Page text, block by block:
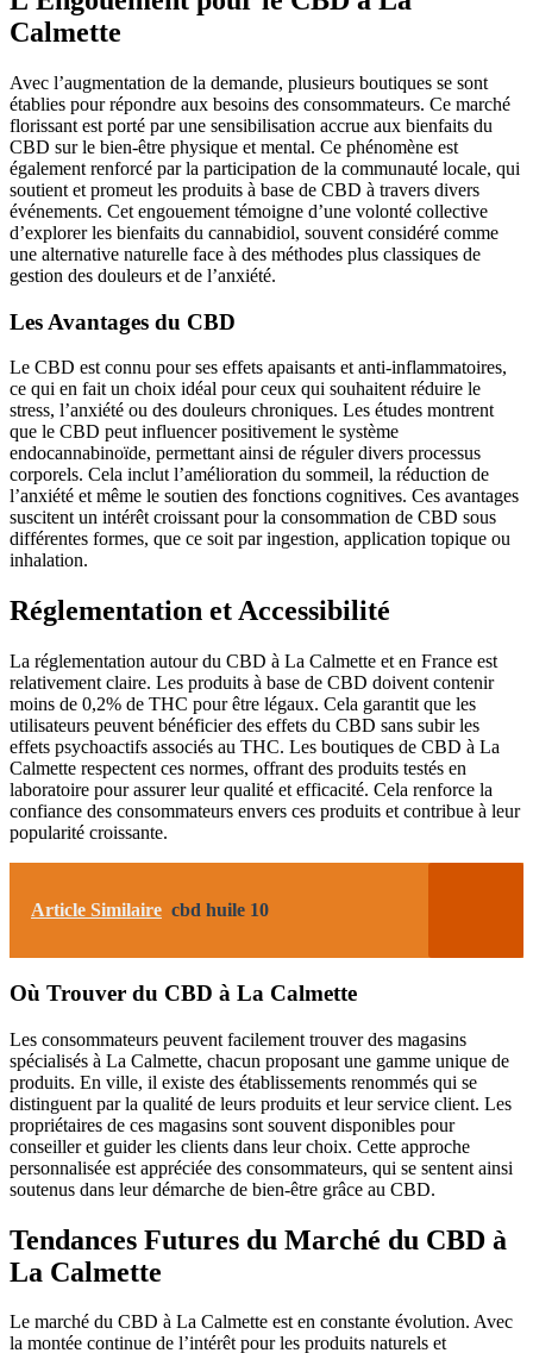
Calmette
Avec l’augmentation de la demande, plusieurs boutiques se sont
établies pour répondre aux besoins des consommateurs. Ce marché
florissant est porté par une sensibilisation accrue aux bienfaits du
CBD sur le bien-être physique et mental. Ce phénomène est
également renforcé par la participation de la communauté locale, qui
soutient et promeut les produits à base de CBD à travers divers
événements. Cet engouement témoigne d’une volonté collective
d’explorer les bienfaits du cannabidiol, souvent considéré comme
une alternative naturelle face à des méthodes plus classiques de
gestion des douleurs et de l’anxiété.
Les Avantages du CBD
Le CBD est connu pour ses effets apaisants et anti-inflammatoires,
ce qui en fait un choix idéal pour ceux qui souhaitent réduire le
stress, l’anxiété ou des douleurs chroniques. Les études montrent
que le CBD peut influencer positivement le système
endocannabinoïde, permettant ainsi de réguler divers processus
corporels. Cela inclut l’amélioration du sommeil, la réduction de
l’anxiété et même le soutien des fonctions cognitives. Ces avantages
suscitent un intérêt croissant pour la consommation de CBD sous
différentes formes, que ce soit par ingestion, application topique ou
inhalation.
Réglementation et Accessibilité
La réglementation autour du CBD à La Calmette et en France est
relativement claire. Les produits à base de CBD doivent contenir
moins de 0,2% de THC pour être légaux. Cela garantit que les
utilisateurs peuvent bénéficier des effets du CBD sans subir les
effets psychoactifs associés au THC. Les boutiques de CBD à La
Calmette respectent ces normes, offrant des produits testés en
laboratoire pour assurer leur qualité et efficacité. Cela renforce la
confiance des consommateurs envers ces produits et contribue à leur
popularité croissante.
Article Similaire cbd huile 10
Où Trouver du CBD à La Calmette
Les consommateurs peuvent facilement trouver des magasins
spécialisés à La Calmette, chacun proposant une gamme unique de
produits. En ville, il existe des établissements renommés qui se
distinguent par la qualité de leurs produits et leur service client. Les
propriétaires de ces magasins sont souvent disponibles pour
conseiller et guider les clients dans leur choix. Cette approche
personnalisée est appréciée des consommateurs, qui se sentent ainsi
soutenus dans leur démarche de bien-être grâce au CBD.
Tendances Futures du Marché du CBD à
La Calmette
Le marché du CBD à La Calmette est en constante évolution. Avec
la montée continue de l’intérêt pour les produits naturels et